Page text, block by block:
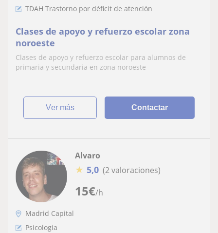
TDAH Trastorno por déficit de atención
Clases de apoyo y refuerzo escolar zona
noroeste
Clases de apoyo y refuerzo escolar para alumnos de
primaria y secundaria en zona noroeste
ver más Contactar
15€/h
Alvaro
★ 5,0 (2 valoraciones)
Madrid Capital
Psicologia